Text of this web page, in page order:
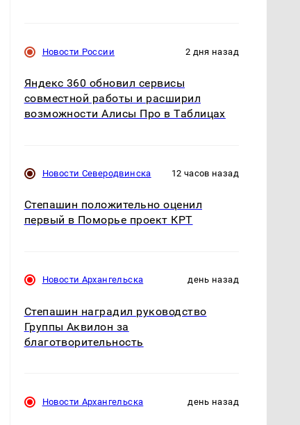
Новости России 2 дня назад
Яндекс 360 обновил сервисы
совместной работы и расширил
возможности Алисы Про в Таблицах
Новости Северодвинска 12 часов назад
Степашин положительно оценил
первый в Поморье проект КРТ
Новости Архангельска день назад
Степашин наградил руководство
Группы Аквилон за
благотворительность
Новости Архангельска день назад